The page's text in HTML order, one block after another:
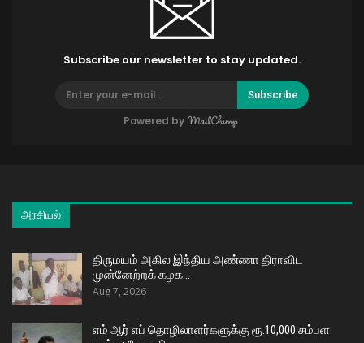
Subscribe our newsletter to stay updated.
Subscribe
Powered by
அரசியல்
திருமயம் அகில இந்திய அண்ணா திராவிட
முன்னேற்றக் கழக…
Aug 7, 2026
எம் ஆர் எப் தொழிலாளர்களுக்கு ரூ.10,000 சம்பள